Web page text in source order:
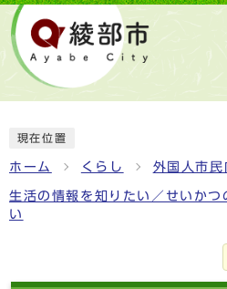
現在位置
ホーム くらし 外国人市民
生活の情報を知りたい／せいかつ
い